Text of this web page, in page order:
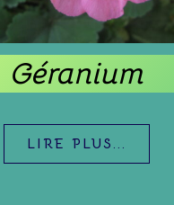
Géranium
LIRE PLUS...